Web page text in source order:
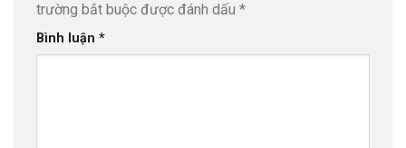
trường bắt buộc được đánh dấu *
Bình luận *